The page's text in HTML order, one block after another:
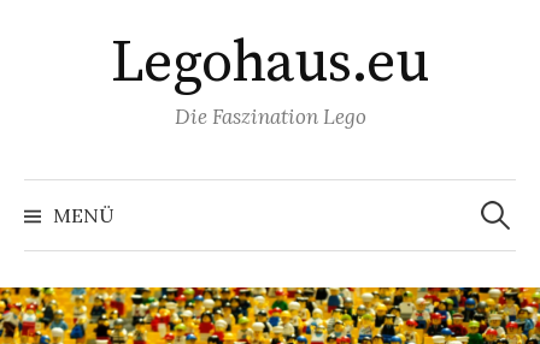
Legohaus.eu
Die Faszination Lego
MENÜ
Suchen
nach: